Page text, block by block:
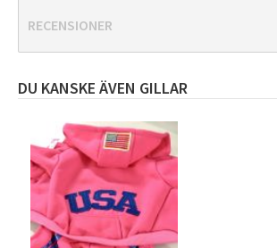
RECENSIONER
DU KANSKE ÄVEN GILLAR